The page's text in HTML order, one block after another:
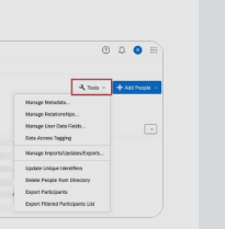
filtrados
360 em